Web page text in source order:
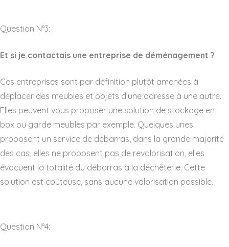
Question N°3:
Et si je contactais une entreprise de déménagement ?
Ces entreprises sont par définition plutôt amenées à
déplacer des meubles et objets d’une adresse à une autre.
Elles peuvent vous proposer une solution de stockage en
box ou garde meubles par exemple. Quelques unes
proposent un service de débarras, dans la grande majorité
des cas, elles ne proposent pas de revalorisation, elles
évacuent la totalité du débarras à la déchèterie. Cette
solution est coûteuse, sans aucune valorisation possible.
Question N°4: